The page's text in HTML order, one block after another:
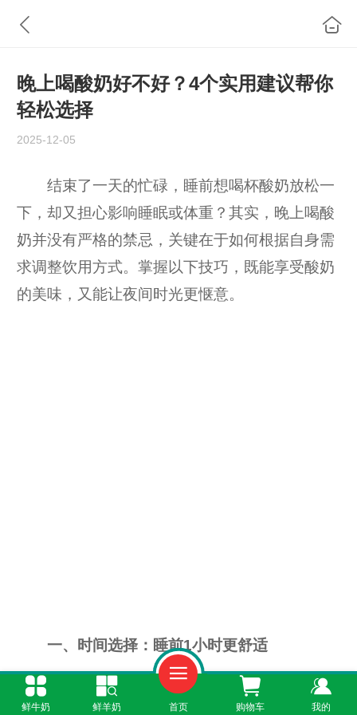
晚上喝酸奶好不好？4个实用建议帮你
轻松选择
2025-12-05
结束了一天的忙碌，睡前想喝杯酸奶放松一
下，却又担心影响睡眠或体重？其实，晚上喝酸
奶并没有严格的禁忌，关键在于如何根据自身需
求调整饮用方式。掌握以下技巧，既能享受酸奶
的美味，又能让夜间时光更惬意。
一、时间选择：睡前1小时更舒适
晚上喝酸奶的时间会影响消化体验。若刚吃
鲜牛奶 鲜羊奶 首页 购物车 我的